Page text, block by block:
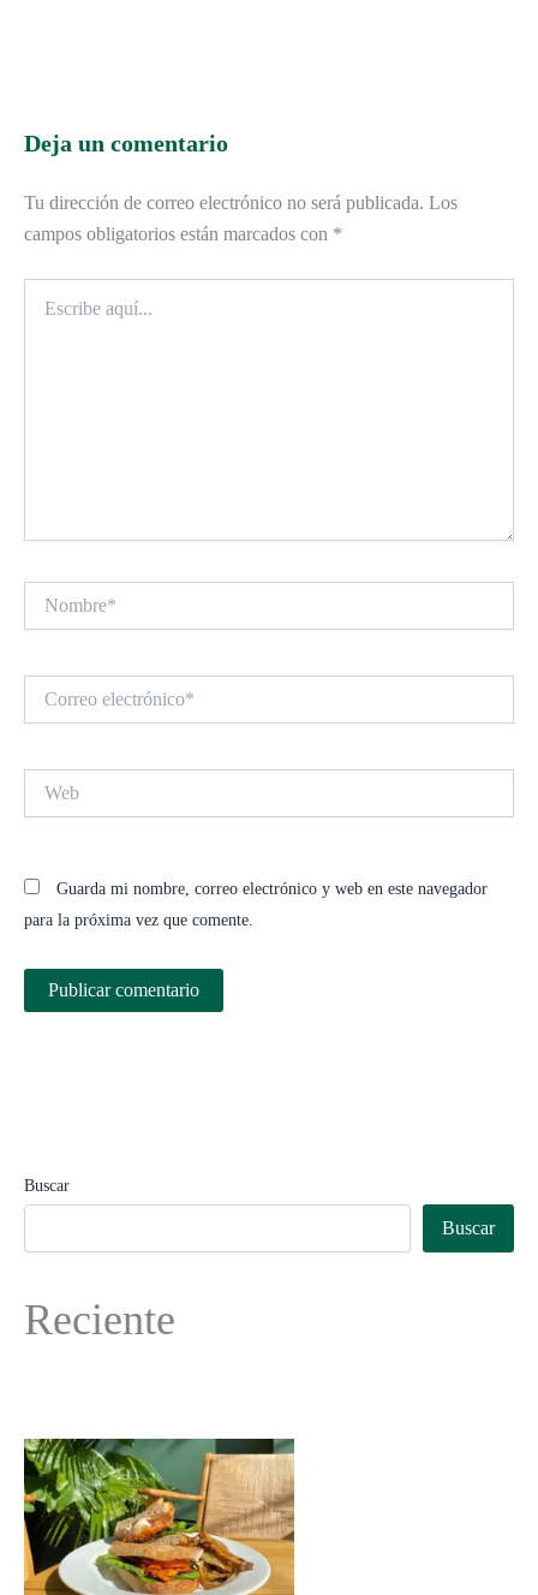
Deja un comentario
Tu dirección de correo electrónico no será publicada. Los
campos obligatorios están marcados con *
aquí...
electrónico*
Guarda mi nombre, correo electrónico y web en este navegador
para la próxima vez que comente.
Buscar
Buscar
Reciente